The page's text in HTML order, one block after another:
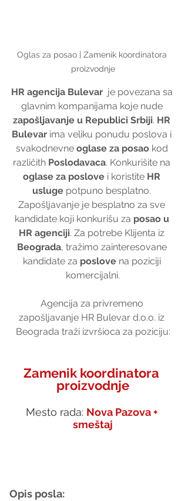
Oglas za posao | Zamenik koordinatora
proizvodnje
HR agencija Bulevar je povezana sa
glavnim kompanijama koje nude
zapošljavanje u Republici Srbiji. HR
Bulevar ima veliku ponudu poslova i
svakodnevne oglase za posao kod
različith Poslodavaca. Konkurišite na
oglase za poslove i koristite HR
usluge potpuno besplatno.
Zapošljavanje je besplatno za sve
kandidate koji konkurišu za posao u
HR agenciji. Za potrebe Klijenta iz
Beograda, tražimo zainteresovane
kandidate za poslove na poziciji
komercijalni.
Agencija za privremeno
zapošljavanje HR Bulevar d.o.o. iz
Beograda traži izvršioca za poziciju:
Zamenik koordinatora
proizvodnje
Mesto rada: Nova Pazova +
smeštaj
Opis posla: